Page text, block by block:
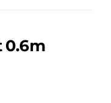
0.6m